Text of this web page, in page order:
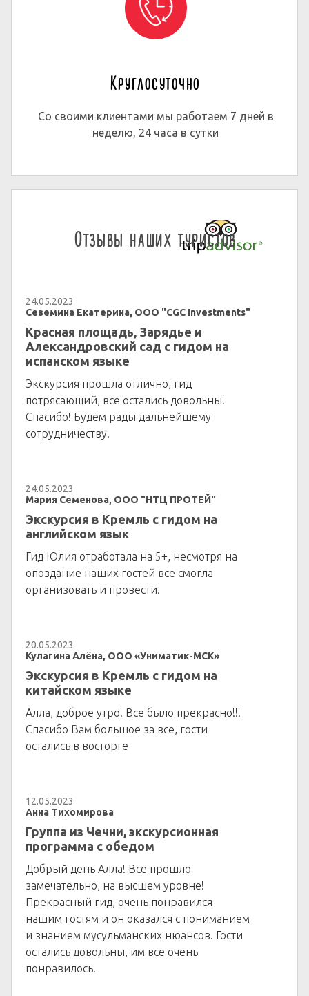
Круглосуточно
Со своими клиентами мы работаем 7 дней в
неделю, 24 часа в сутки
Отзывы наших туристов
24.05.2023
Сеземина Екатерина, ООО "CGC Investments"
Красная площадь, Зарядье и
Александровский сад с гидом на
испанском языке
Экскурсия прошла отлично, гид
потрясающий, все остались довольны!
Спасибо! Будем рады дальнейшему
сотрудничеству.
24.05.2023
Мария Семенова, ООО "НТЦ ПРОТЕЙ"
Экскурсия в Кремль с гидом на
английском язык
Гид Юлия отработала на 5+, несмотря на
опоздание наших гостей все смогла
организовать и провести.
20.05.2023
Кулагина Алёна, ООО «Униматик-МСК»
Экскурсия в Кремль с гидом на
китайском языке
Алла, доброе утро! Все было прекрасно!!!
Спасибо Вам большое за все, гости
остались в восторге
12.05.2023
Анна Тихомирова
Группа из Чечни, экскурсионная
программа с обедом
Добрый день Алла! Все прошло
замечательно, на высшем уровне!
Прекрасный гид, очень понравился
нашим гостям и он оказался с пониманием
и знанием мусульманских нюансов. Гости
остались довольны, им все очень
понравилось.